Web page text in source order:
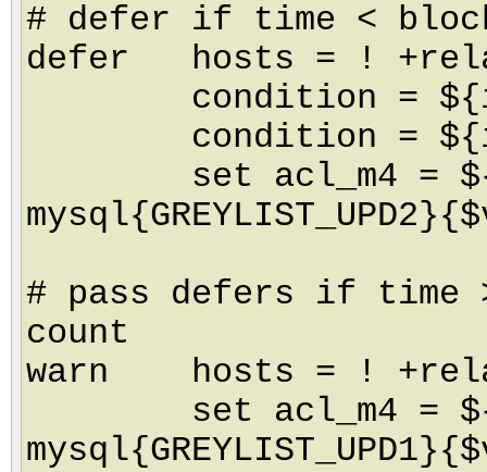
# defer if time <
defer hosts = !
condition = ${if >
condition = ${if <
set acl_m4 =
# pass defers if time
count
warn hosts = !
set acl_m4 =